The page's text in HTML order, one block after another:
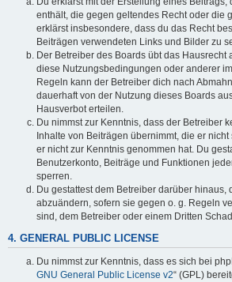
enthält, die gegen geltendes Recht oder die
erklärst insbesondere, dass du das Recht
Beiträgen verwendeten Links und Bilder zu
Der Betreiber des Boards übt das Hausrecht
diese Nutzungsbedingungen oder anderer
Regeln kann der Betreiber dich nach
dauerhaft von der Nutzung dieses Boards
Hausverbot erteilen.
Du nimmst zur Kenntnis, dass der Betreiber
Inhalte von Beiträgen übernimmt, die er
er nicht zur Kenntnis genommen hat. Du
Benutzerkonto, Beiträge und Funktionen
sperren.
Du gestattest dem Betreiber darüber hinaus,
abzuändern, sofern sie gegen o. g. Regeln
sind, dem Betreiber oder einem Dritten
4. GENERAL PUBLIC LICENSE
Du nimmst zur Kenntnis, dass es sich bei
GNU General Public License v2“ (GPL)